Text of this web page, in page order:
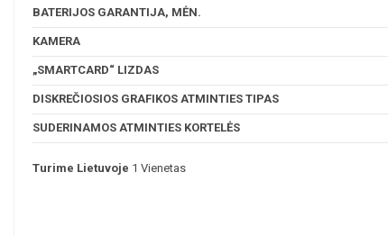
BATERIJOS GARANTIJA, MĖN.
KAMERA
„SMARTCARD“ LIZDAS
DISKREČIOSIOS GRAFIKOS ATMINTIES TIPAS
SUDERINAMOS ATMINTIES KORTELĖS
Turime Lietuvoje 1 Vienetas